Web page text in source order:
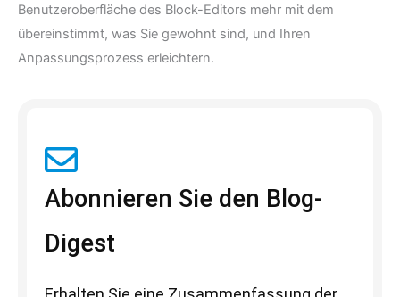
Benutzeroberfläche des Block-Editors mehr mit dem
übereinstimmt, was Sie gewohnt sind, und Ihren
Anpassungsprozess erleichtern.
Abonnieren Sie den Blog-
Digest